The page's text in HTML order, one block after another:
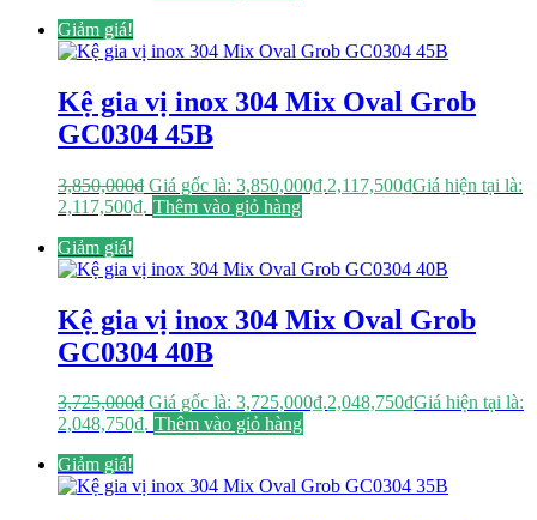
Giảm giá!
Kệ gia vị inox 304 Mix Oval Grob
GC0304 45B
3,850,000₫ Giá gốc là: 3,850,000₫.2,117,500₫Giá hiện tại là:
2,117,500₫. Thêm vào giỏ hàng
Giảm giá!
Kệ gia vị inox 304 Mix Oval Grob
GC0304 40B
3,725,000₫ Giá gốc là: 3,725,000₫.2,048,750₫Giá hiện tại là:
2,048,750₫. Thêm vào giỏ hàng
Giảm giá!